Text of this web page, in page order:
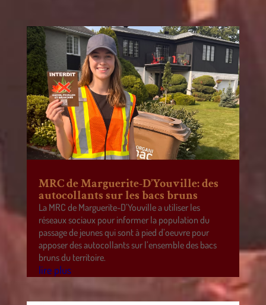
MRC de Marguerite-D’Youville: des
autocollants sur les bacs bruns
La MRC de Marguerite-D’Youville a utiliser les
réseaux sociaux pour informer la population du
passage de jeunes qui sont à pied d’oeuvre pour
apposer des autocollants sur l’ensemble des bacs
bruns du territoire.
lire plus